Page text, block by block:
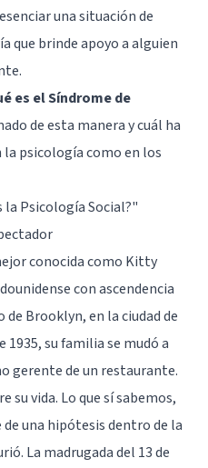
una situación de
que brinde apoyo a alguien
es el Síndrome de
de esta manera y cuál ha
psicología como en los
la Psicología Social?"
conocida como Kitty
con ascendencia
Brooklyn, en la ciudad de
1935, su familia se mudó a
gerente de un restaurante.
su vida. Lo que sí sabemos,
una hipótesis dentro de la
La madrugada del 13 de